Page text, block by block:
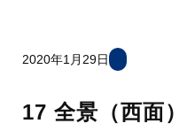
2020年1月29日
17 全景（西面）